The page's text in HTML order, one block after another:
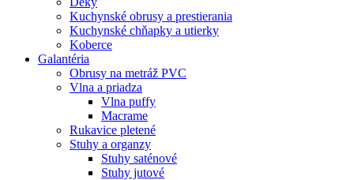
Kuchynské obrusy a prestierania
Kuchynské chňapky a utierky
Koberce
Galantéria
Obrusy na metráž PVC
Vlna a priadza
Vlna puffy
Macrame
Rukavice pletené
Stuhy a organzy
Stuhy saténové
Stuhy jutové